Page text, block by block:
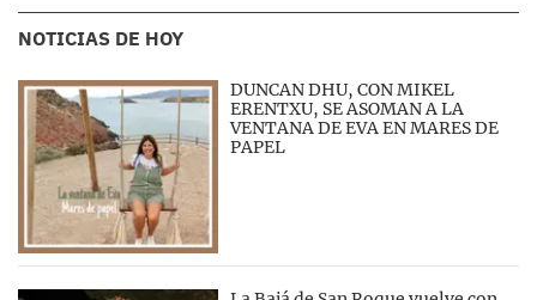
NOTICIAS DE HOY
DUNCAN DHU, CON MIKEL
ERENTXU, SE ASOMAN A LA
VENTANA DE EVA EN MARES DE
PAPEL